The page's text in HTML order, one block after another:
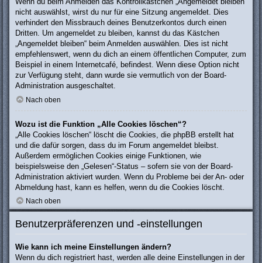
nicht auswählst, wirst du nur für eine Sitzung angemeldet. Dies
verhindert den Missbrauch deines Benutzerkontos durch einen
Dritten. Um angemeldet zu bleiben, kannst du das Kästchen
„Angemeldet bleiben“ beim Anmelden auswählen. Dies ist nicht
empfehlenswert, wenn du dich an einem öffentlichen Computer, zum
Beispiel in einem Internetcafé, befindest. Wenn diese Option nicht
zur Verfügung steht, dann wurde sie vermutlich von der Board-
Administration ausgeschaltet.
Nach oben
Wozu ist die Funktion „Alle Cookies löschen“?
„Alle Cookies löschen“ löscht die Cookies, die phpBB erstellt hat
und die dafür sorgen, dass du im Forum angemeldet bleibst.
Außerdem ermöglichen Cookies einige Funktionen, wie
beispielsweise den „Gelesen“-Status – sofern sie von der Board-
Administration aktiviert wurden. Wenn du Probleme bei der An- oder
Abmeldung hast, kann es helfen, wenn du die Cookies löscht.
Nach oben
Benutzerpräferenzen und -einstellungen
Wie kann ich meine Einstellungen ändern?
Wenn du dich registriert hast, werden alle deine Einstellungen in der